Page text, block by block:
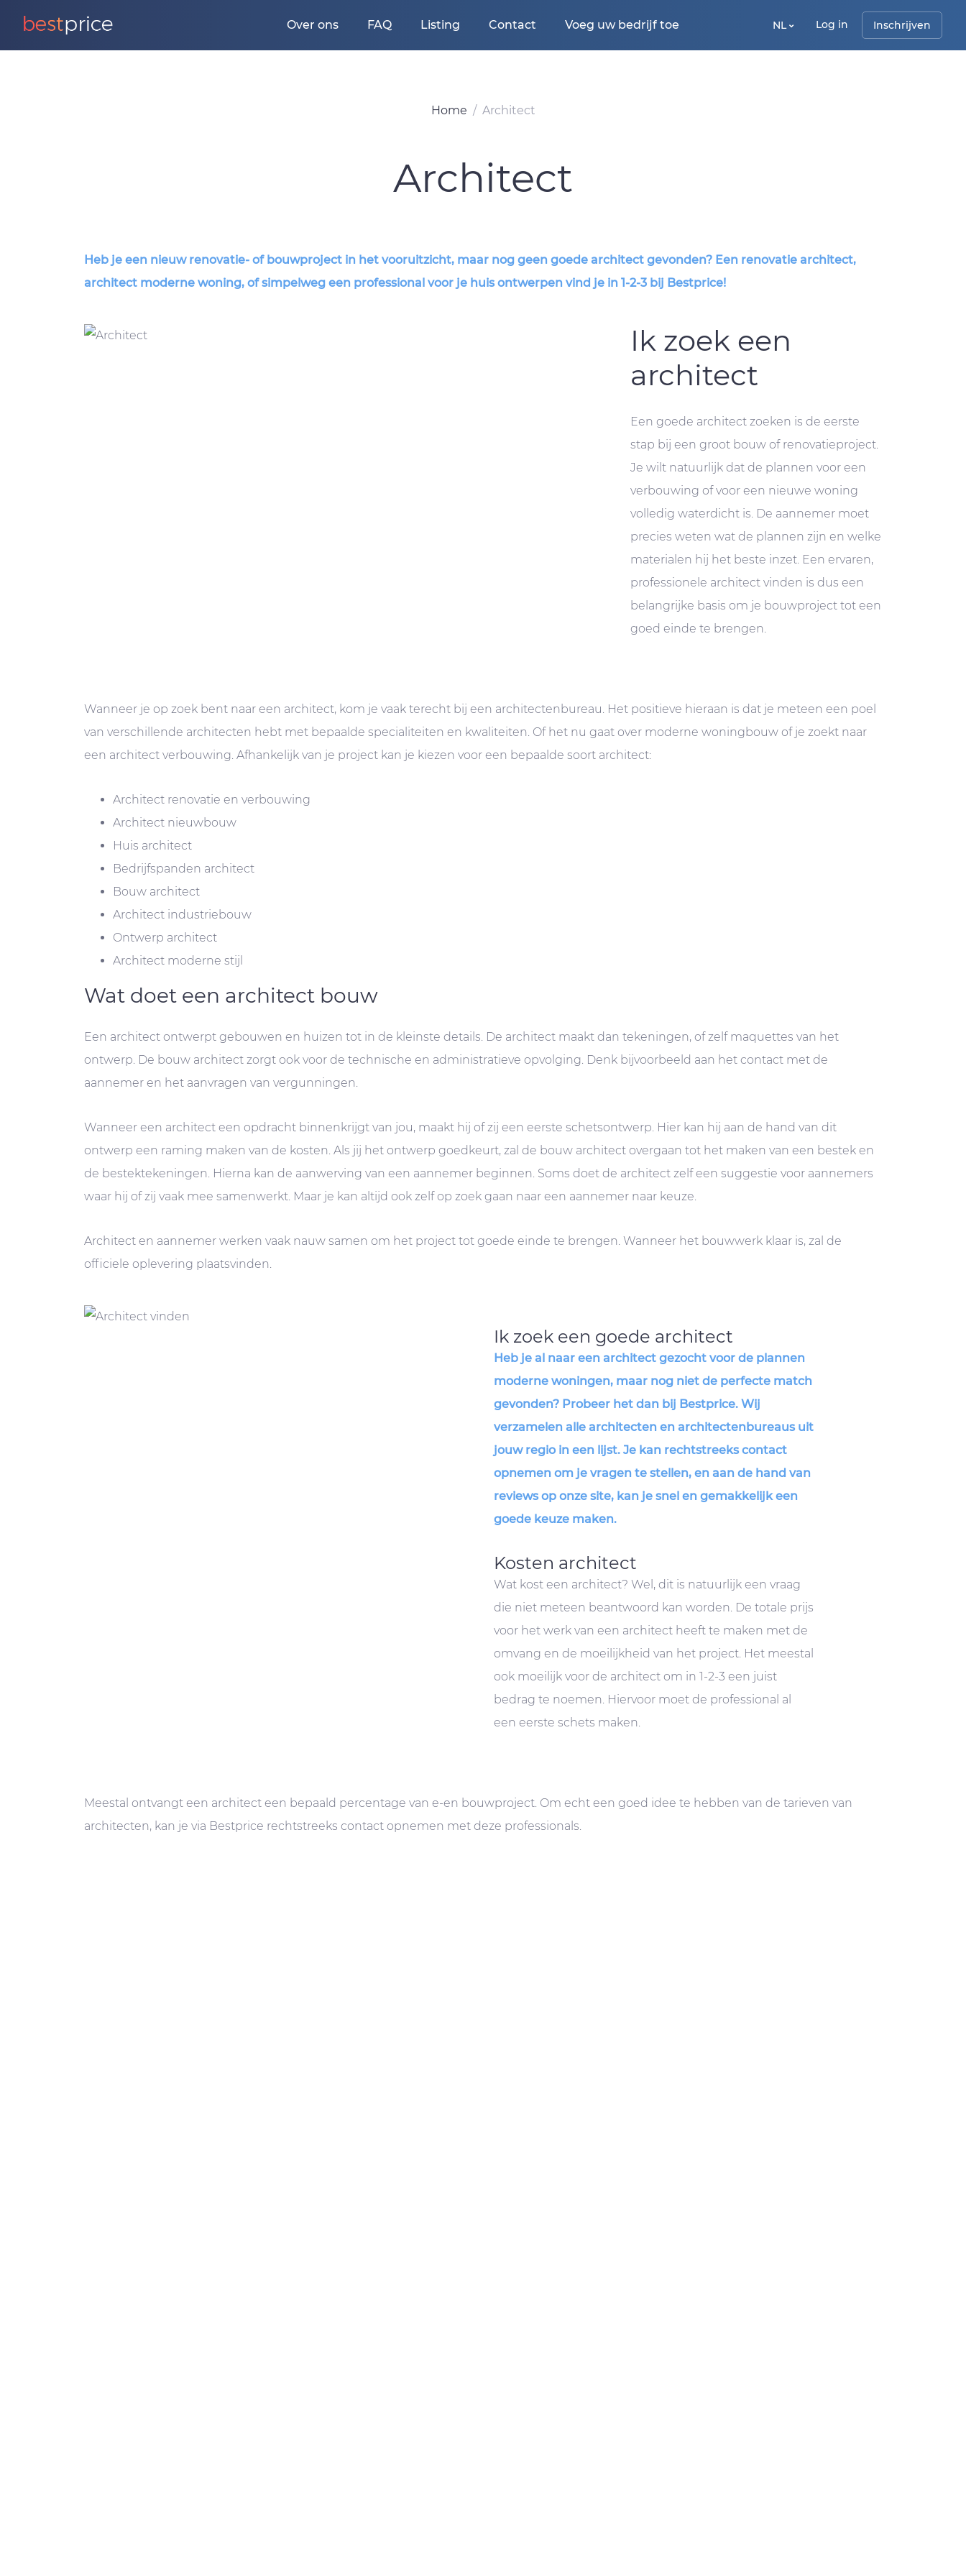
Over ons FAQ Listing Contact Voeg uw bedrijf toe NL Log in Inschrijven
Home Architect
Architect
Heb je een nieuw renovatie- of bouwproject in het vooruitzicht, maar nog geen goede architect gevonden? Een renovatie architect,
architect moderne woning, of simpelweg een professional voor je huis ontwerpen vind je in 1-2-3 bij Bestprice!
Ik zoek een
architect
Een goede architect zoeken is de eerste
stap bij een groot bouw of renovatieproject.
Je wilt natuurlijk dat de plannen voor een
verbouwing of voor een nieuwe woning
volledig waterdicht is. De aannemer moet
precies weten wat de plannen zijn en welke
materialen hij het beste inzet. Een ervaren,
professionele architect vinden is dus een
belangrijke basis om je bouwproject tot een
goed einde te brengen.
Wanneer je op zoek bent naar een architect, kom je vaak terecht bij een architectenbureau. Het positieve hieraan is dat je meteen een poel
van verschillende architecten hebt met bepaalde specialiteiten en kwaliteiten. Of het nu gaat over moderne woningbouw of je zoekt naar
een architect verbouwing. Afhankelijk van je project kan je kiezen voor een bepaalde soort architect:
Architect renovatie en verbouwing
Architect nieuwbouw
Huis architect
Bedrijfspanden architect
Bouw architect
Architect industriebouw
Ontwerp architect
Architect moderne stijl
Wat doet een architect bouw
Een architect ontwerpt gebouwen en huizen tot in de kleinste details. De architect maakt dan tekeningen, of zelf maquettes van het
ontwerp. De bouw architect zorgt ook voor de technische en administratieve opvolging. Denk bijvoorbeeld aan het contact met de
aannemer en het aanvragen van vergunningen.
Wanneer een architect een opdracht binnenkrijgt van jou, maakt hij of zij een eerste schetsontwerp. Hier kan hij aan de hand van dit
ontwerp een raming maken van de kosten. Als jij het ontwerp goedkeurt, zal de bouw architect overgaan tot het maken van een bestek en
de bestektekeningen. Hierna kan de aanwerving van een aannemer beginnen. Soms doet de architect zelf een suggestie voor aannemers
waar hij of zij vaak mee samenwerkt. Maar je kan altijd ook zelf op zoek gaan naar een aannemer naar keuze.
Architect en aannemer werken vaak nauw samen om het project tot goede einde te brengen. Wanneer het bouwwerk klaar is, zal de
officiele oplevering plaatsvinden.
Ik zoek een goede architect
Heb je al naar een architect gezocht voor de plannen
moderne woningen, maar nog niet de perfecte match
gevonden? Probeer het dan bij Bestprice. Wij
verzamelen alle architecten en architectenbureaus uit
jouw regio in een lijst. Je kan rechtstreeks contact
opnemen om je vragen te stellen, en aan de hand van
reviews op onze site, kan je snel en gemakkelijk een
goede keuze maken.
Kosten architect
Wat kost een architect? Wel, dit is natuurlijk een vraag
die niet meteen beantwoord kan worden. De totale prijs
voor het werk van een architect heeft te maken met de
omvang en de moeilijkheid van het project. Het meestal
ook moeilijk voor de architect om in 1-2-3 een juist
bedrag te noemen. Hiervoor moet de professional al
een eerste schets maken.
Meestal ontvangt een architect een bepaald percentage van e-en bouwproject. Om echt een goed idee te hebben van de tarieven van
architecten, kan je via Bestprice rechtstreeks contact opnemen met deze professionals.